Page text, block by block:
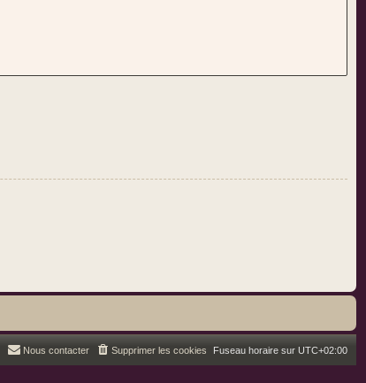
Fuseau horaire sur UTC+02:00
Supprimer les cookies
Nous contacter